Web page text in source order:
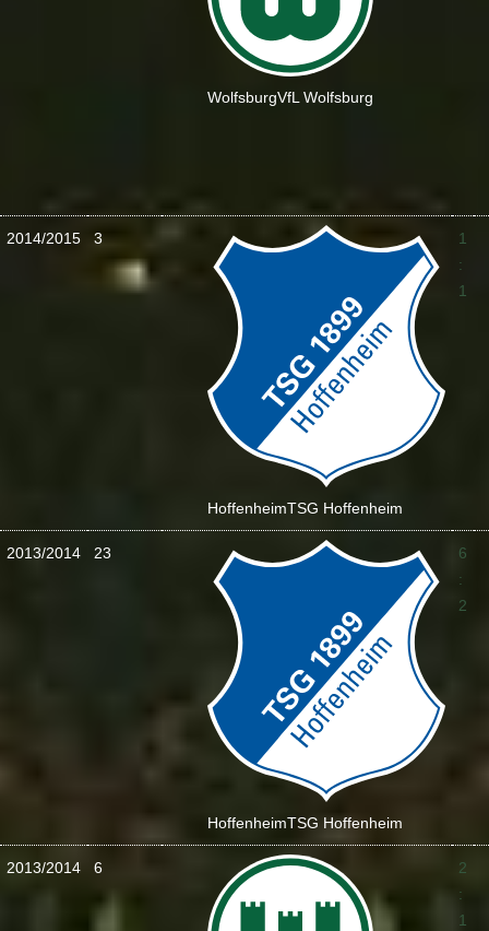
WolfsburgVfL Wolfsburg
2014/2015 3
HoffenheimTSG Hoffenheim
1
:
1
2013/2014 23
HoffenheimTSG Hoffenheim
6
:
2
2013/2014 6
2
:
1